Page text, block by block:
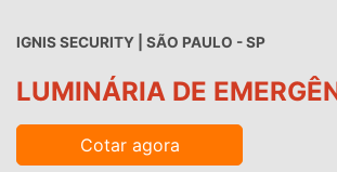
IGNIS SECURITY | SÃO PAULO - SP
LUMINÁRIA DE
Cotar agora